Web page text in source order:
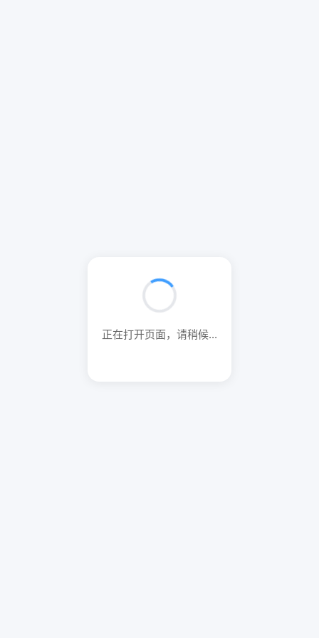
正在打开页面，请稍候...